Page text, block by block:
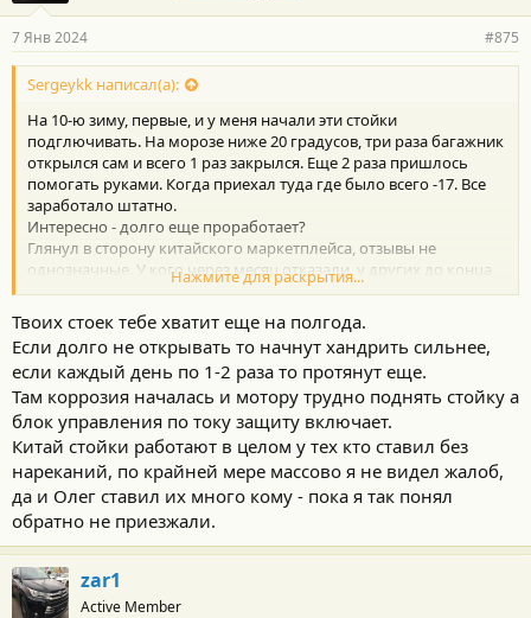
7 Янв 2024 #875
Sergeykk написал(а):
На 10-ю зиму, первые, и у меня начали эти стойки
подглючивать. На морозе ниже 20 градусов, три раза багажник
открылся сам и всего 1 раз закрылся. Еще 2 раза пришлось
помогать руками. Когда приехал туда где было всего -17. Все
заработало штатно.
Интересно - долго еще проработает?
Глянул в сторону китайского маркетплейса, отзывы не
однозначные. У кого через месяц отказали, у других до конца
не закрывает, у третьих в верхнем положении не держат.
Коллеги, есть у кого реальный опыт эксплуатации хотя бы
несколько месяцев этих стоек из Китая? Как оно?
Если все нормуль, то какие конкретно брали? У какого
продавца?
Нажмите для раскрытия...
Твоих стоек тебе хватит еще на полгода.
Если долго не открывать то начнут хандрить сильнее,
если каждый день по 1-2 раза то протянут еще.
Там коррозия началась и мотору трудно поднять стойку а
блок управления по току защиту включает.
Китай стойки работают в целом у тех кто ставил без
нареканий, по крайней мере массово я не видел жалоб,
да и Олег ставил их много кому - пока я так понял
обратно не приезжали.
zar1
Active Member